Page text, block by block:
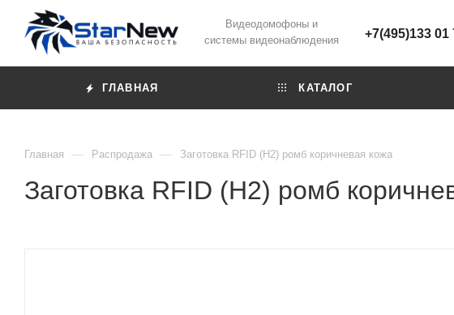
Видеодомофоны и
системы видеонаблюдения
+7(495)133 01
ГЛАВНАЯ КАТАЛОГ
Главная — Распродажа — Заготовка RFID (H2) ромб коричневая кожа
Заготовка RFID (H2) ромб